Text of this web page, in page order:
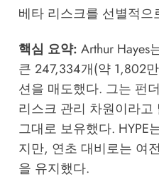
베타 리스크를 선별적으
핵심 요약: Arthur Hayes
큰 247,334개(약 1,802
션을 매도했다. 그는 펀
리스크 관리 차원이라고
그대로 보유했다. HYPE
지만, 연초 대비로는 여
을 유지했다.